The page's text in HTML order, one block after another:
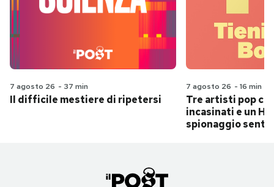
7 agosto 26 - 37 min
Il difficile mestiere di ripetersi
7 agosto 26 - 16 min
Tre artisti pop
incasinati e un
spionaggio